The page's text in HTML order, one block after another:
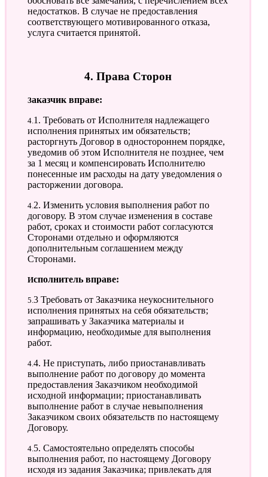
недостатков. В случае не предоставления
соответствующего мотивированного отказа,
услуга считается принятой.
4. Права Сторон
Заказчик вправе:
4.1. Требовать от Исполнителя надлежащего
исполнения принятых им обязательств;
расторгнуть Договор в одностороннем порядке,
уведомив об этом Исполнителя не позднее, чем
за 1 месяц и компенсировать Исполнителю
понесенные им расходы на дату уведомления о
расторжении договора.
4.2. Изменить условия выполнения работ по
договору. В этом случае изменения в составе
работ, сроках и стоимости работ согласуются
Сторонами отдельно и оформляются
дополнительным соглашением между
Сторонами.
Исполнитель вправе:
5.3 Требовать от Заказчика неукоснительного
исполнения принятых на себя обязательств;
запрашивать у Заказчика материалы и
информацию, необходимые для выполнения
работ.
4.4. Не приступать, либо приостанавливать
выполнение работ по договору до момента
предоставления Заказчиком необходимой
исходной информации; приостанавливать
выполнение работ в случае невыполнения
Заказчиком своих обязательств по настоящему
Договору.
4.5. Самостоятельно определять способы
выполнения работ, по настоящему Договору
исходя из задания Заказчика; привлекать для